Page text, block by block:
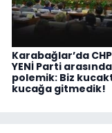
Karabağlar’da
YENİ Parti
polemik: Biz
kucağa gitmedik!